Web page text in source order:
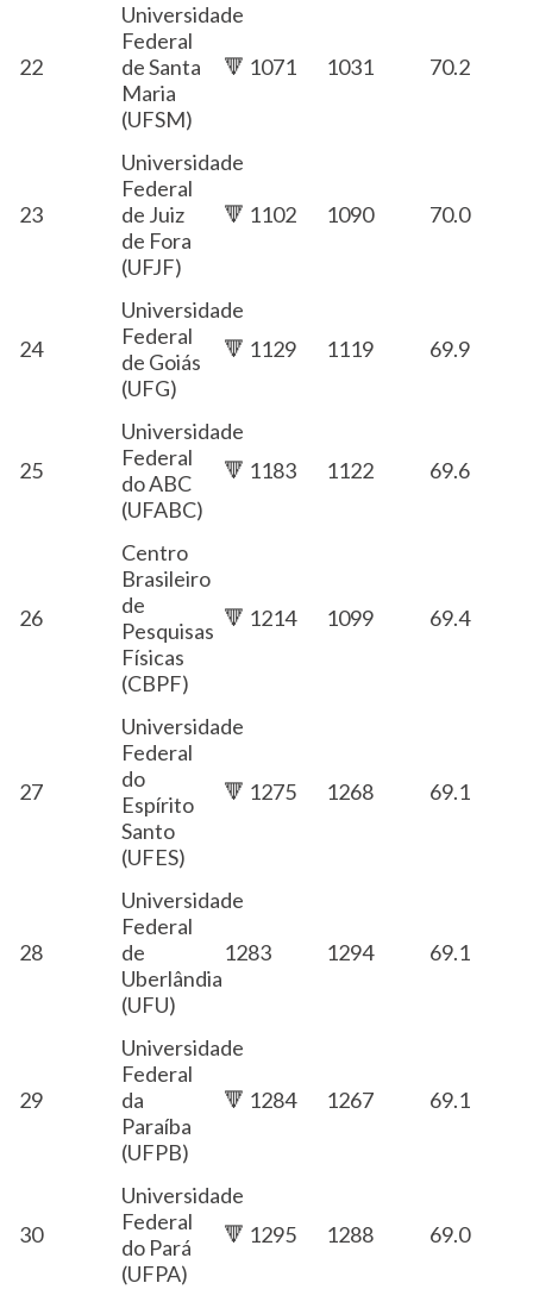
22
Universidade
Federal
de Santa
Maria
(UFSM)
🔻 1071 1031 70.2
23
Universidade
Federal
de Juiz
de Fora
(UFJF)
🔻 1102 1090 70.0
24
Universidade
Federal
de Goiás
(UFG)
🔻 1129 1119 69.9
25
Universidade
Federal
do ABC
(UFABC)
🔻 1183 1122 69.6
26
Centro
Brasileiro
de
Pesquisas
Físicas
(CBPF)
🔻 1214 1099 69.4
27
Universidade
Federal
do
Espírito
Santo
(UFES)
🔻 1275 1268 69.1
28
Universidade
Federal
de
Uberlândia
(UFU)
1283 1294 69.1
29
Universidade
Federal
da
Paraíba
(UFPB)
🔻 1284 1267 69.1
30
Universidade
Federal
do Pará
(UFPA)
🔻 1295 1288 69.0